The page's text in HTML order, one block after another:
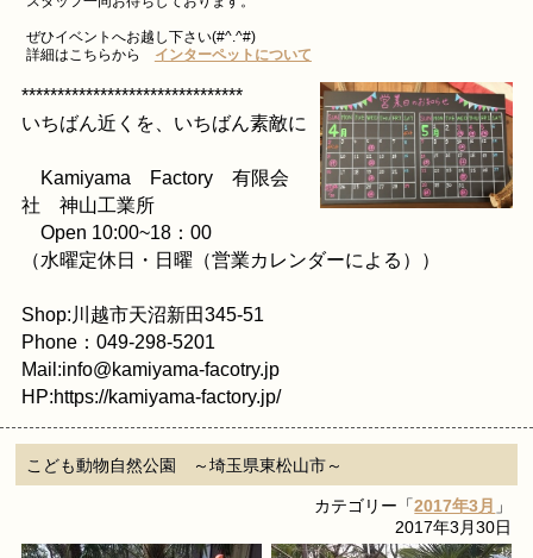
ぜひイベントへお越し下さい(#^.^#)
詳細はこちらから インターペットについて
*******************************
いちばん近くを、いちばん素敵に
Kamiyama Factory 有限会
社 神山工業所
Open 10:00~18：00
（水曜定休日・日曜（営業カレンダーによる））
Shop:川越市天沼新田345-51
Phone：049-298-5201
Mail:info@kamiyama-facotry.jp
HP:https://kamiyama-factory.jp/
こども動物自然公園 ～埼玉県東松山市～
カテゴリー「2017年3月 」
2017年3月30日